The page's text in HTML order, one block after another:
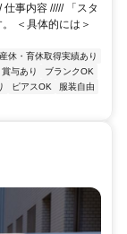
事内容 ///// 「スタ
＜具体的には＞
産休・育休取得実績あり
賞与あり
ブランクOK
ピアスOK
服装自由